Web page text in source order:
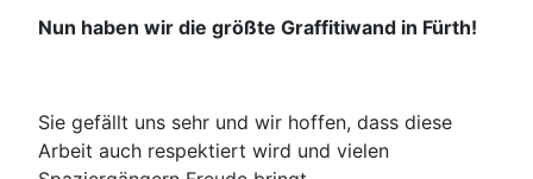
Nun haben wir die größte Graffitiwand in Fürth!
Sie gefällt uns sehr und wir hoffen, dass diese
Arbeit auch respektiert wird und vielen